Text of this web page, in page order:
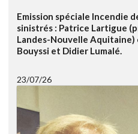
Emission spéciale Incendie
sinistrés : Patrice Lartigue
Landes-Nouvelle
Bouyssi et Didier Lumalé.
23/07/26